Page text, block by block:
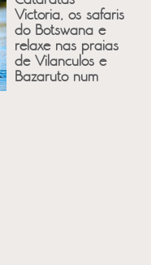
Victoria, os safaris
do Botswana e
relaxe nas praias
de Vilanculos e
Bazaruto num